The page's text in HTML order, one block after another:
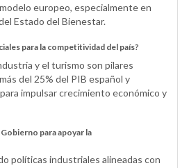
europeo, especialmente en
Estado del Bienestar.
para la competitividad del país?
y el turismo son pilares
del 25% del PIB español y
impulsar crecimiento económico y
para apoyar la
políticas industriales alineadas con